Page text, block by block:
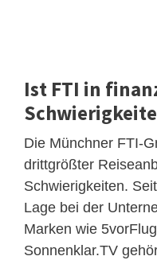
Ist FTI in
Die Münchner FTI-
drittgrößter
Schwierigkeiten.
Lage bei der
Marken wie
Sonnenklar.TV